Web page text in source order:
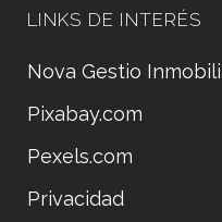
LINKS DE INTERÉS
Nova Gestio
Pixabay.com
Pexels.com
Privacidad